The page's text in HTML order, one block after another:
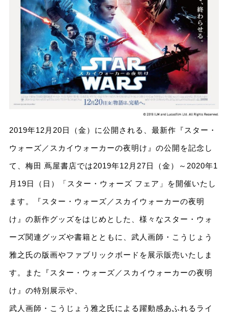
2019年12月20日（金）に公開される、最新作『スター・
ウォーズ／スカイウォーカーの夜明け』の公開を記念し
て、梅田 蔦屋書店では2019年12月27日（金）～2020年1
月19日（日）「スター・ウォーズ フェア」を開催いたし
ます。『スター・ウォーズ／スカイウォーカーの夜明
け』の新作グッズをはじめとした、様々なスター・ウォ
ーズ関連グッズや書籍とともに、武人画師・こうじょう
雅之氏の版画やファブリックボードを展示販売いたしま
す。また『スター・ウォーズ／スカイウォーカーの夜明
け』の特別展示や、
武人画師・こうじょう雅之氏による躍動感あふれるライ